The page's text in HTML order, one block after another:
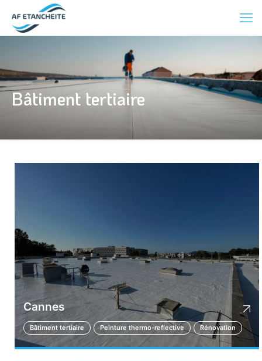
Bâtiment tertiaire
Cannes
Bâtiment tertiaire Peinture thermo-reflective Rénovation